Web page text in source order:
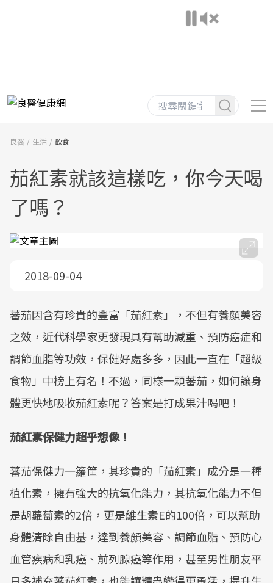
良醫 生活 飲食
茄紅素就該這樣吃，你今天喝
了嗎？
2018-09-04
蕃茄因含有珍貴的豐富「茄紅素」，不但有養顏美容
之效，近代科學家更發現具有幫助減重、預防癌症和
調節血脂等功效，保健好處多多，因此一直在「超級
食物」中榜上有名！不過，同樣一顆蕃茄，如何讓身
體更快地吸收茄紅素呢？答案是打成果汁喝吧！
茄紅素保健力超乎想像！
蕃茄保健力一籮筐，其珍貴的「茄紅素」成分是一種
植化素，擁有強大的抗氧化能力，其抗氧化能力不但
是胡蘿蔔素的2倍，更是維生素E的100倍，可以幫助
身體清除自由基，達到養顏美容、調節血脂、預防心
血管疾病和乳癌、前列腺癌等作用，甚至男性朋友平